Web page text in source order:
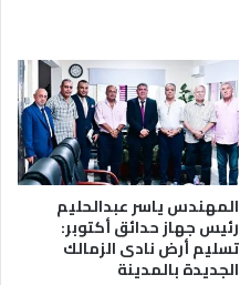
المهندس ياسر عبدالحليم
رئيس جهاز حدائق أكتوبر:
تسليم أرض نادى الزمالك
الجديدة بالمدينة